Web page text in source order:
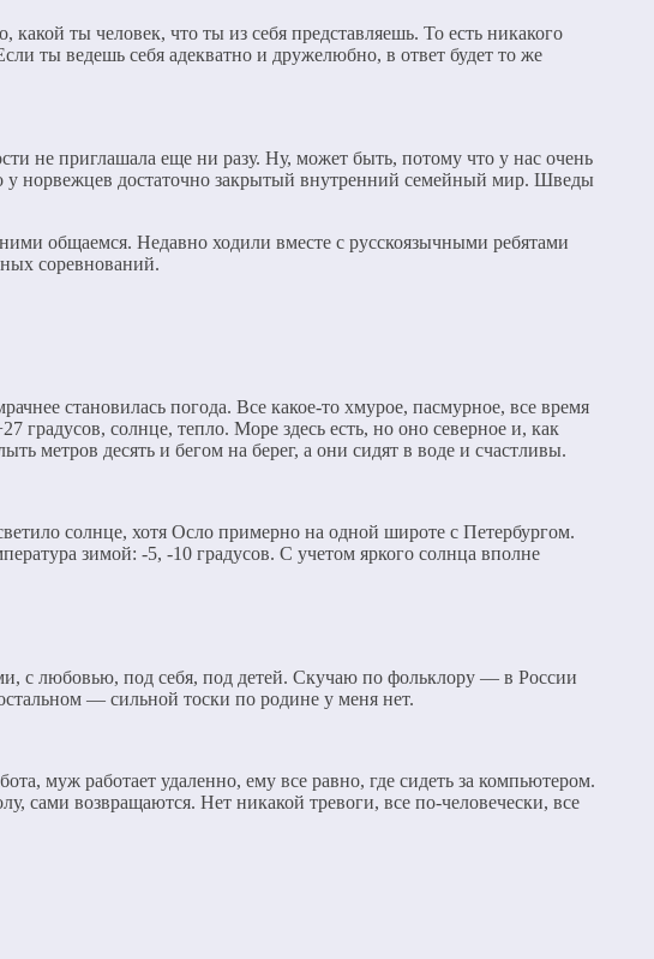
ты человек, что ты из себя представляешь. То есть никакого
ты ведешь себя адекватно и дружелюбно, в ответ будет то же
не приглашала еще ни разу. Ну, может быть, потому что у нас очень
норвежцев достаточно закрытый внутренний семейный мир. Шведы
общаемся. Недавно ходили вместе с русскоязычными ребятами
соревнований.
становилась погода. Все какое-то хмурое, пасмурное, все время
солнце, тепло. Море здесь есть, но оно северное и, как
метров десять и бегом на берег, а они сидят в воде и счастливы.
солнце, хотя Осло примерно на одной широте с Петербургом.
зимой: -5, -10 градусов. С учетом яркого солнца вполне
с любовью, под себя, под детей. Скучаю по фольклору — в России
— сильной тоски по родине у меня нет.
муж работает удаленно, ему все равно, где сидеть за компьютером.
сами возвращаются. Нет никакой тревоги, все по-человечески, все